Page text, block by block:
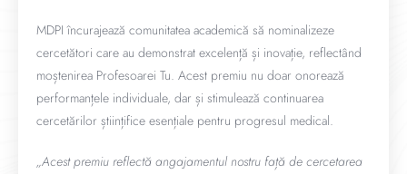
MDPI încurajează comunitatea academică să nominalizeze
cercetători care au demonstrat excelență și inovație, reflectând
moștenirea Profesoarei Tu. Acest premiu nu doar onorează
performanțele individuale, dar și stimulează continuarea
cercetărilor științifice esențiale pentru progresul medical.
„Acest premiu reflectă angajamentul nostru față de cercetarea